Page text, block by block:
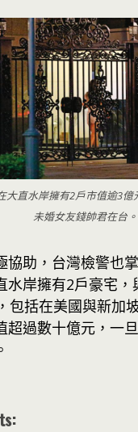
大直水岸擁有2戶市值逾3億
未婚女友錢帥君在台。
協助，台灣檢警也
水岸擁有2戶豪宅
包括在美國與新加
超過數十億元，一